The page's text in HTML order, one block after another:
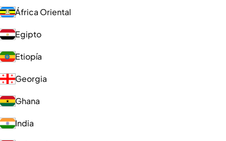
África Oriental
Egipto
Etiopía
Georgia
Ghana
India